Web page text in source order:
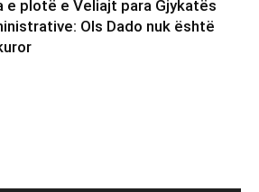
e plotë e Veliajt para Gjykatës
Ols Dado nuk është